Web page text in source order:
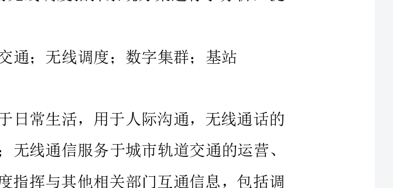
生产，提供行车调度指挥与其他相关部门互通信息，包括调
线沟通的就是这里提到的专用无线通信。